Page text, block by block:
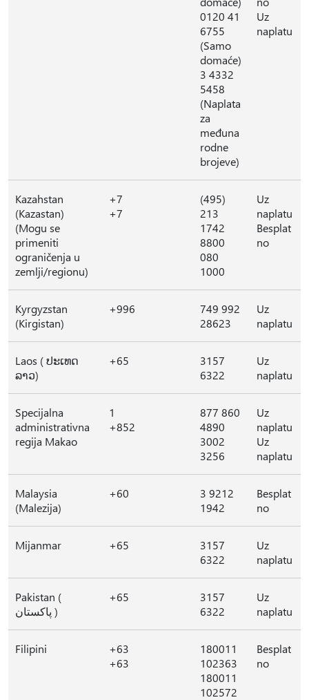
0120 41
6755
(Samo
domaće)
3 4332
5458
(Naplata
za
međuna
rodne
brojeve)
Uz
naplatu
Kazahstan
(Kazastan)
(Mogu se
primeniti
ograničenja u
zemlji/regionu)
+7
+7
(495)
213
1742
8800
080
1000
Uz
naplatu
Besplat
no
Kyrgyzstan
(Kirgistan)
+996
749 992
28623
Uz
naplatu
Laos ( ປະເທດ
ລາວ)
+65
3157
6322
Uz
naplatu
Specijalna
administrativna
regija Makao
1
+852
877 860
4890
3002
3256
Uz
naplatu
Uz
naplatu
Malaysia
(Malezija)
+60
3 9212
1942
Besplat
no
Mijanmar +65
3157
6322
Uz
naplatu
Pakistan (
پاکستان )
+65
3157
6322
Uz
naplatu
Filipini
+63
+63
180011
102363
180011
102572
Besplat
no